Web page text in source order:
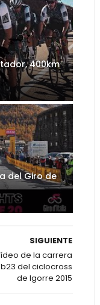
400km
del Giro de
SIGUIENTE
de la carrera
del ciclocross
de Igorre 2015